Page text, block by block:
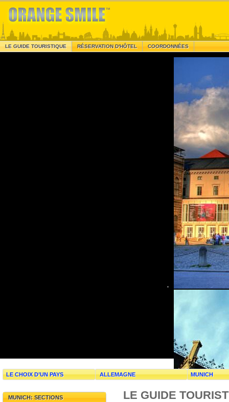
LE GUIDE TOURISTIQUE RÉSERVATION D'HÔTEL COORDONNÉES
LE CHOIX D’UN PAYS ALLEMAGNE MUNICH
MUNICH: SECTIONS
LE GUIDE